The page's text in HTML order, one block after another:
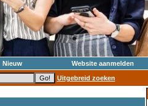
Nieuw Website aanmelden
Uitgebreid zoeken